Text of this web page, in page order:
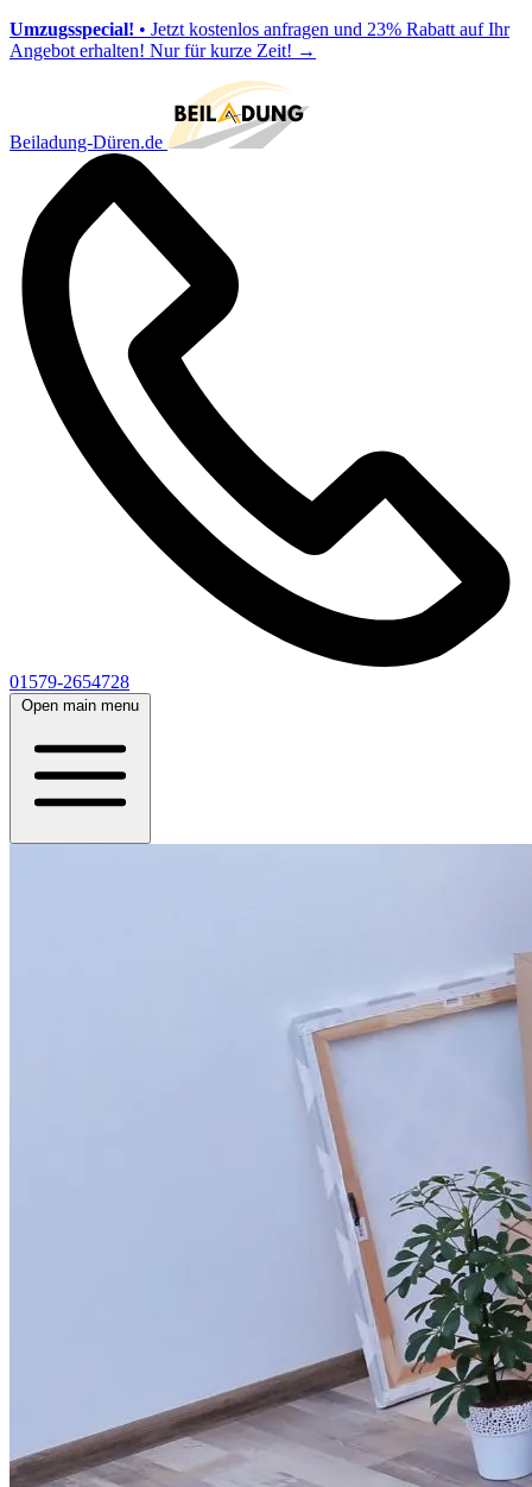
Umzugsspecial! • Jetzt kostenlos anfragen und 23% Rabatt auf Ihr
Angebot erhalten! Nur für kurze Zeit! →
Beiladung-Düren.de
01579-2654728
Open main menu